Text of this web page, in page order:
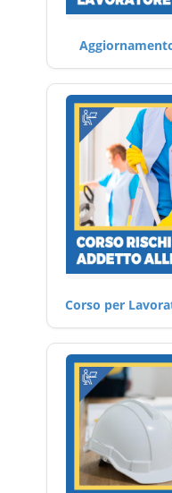
Corso per